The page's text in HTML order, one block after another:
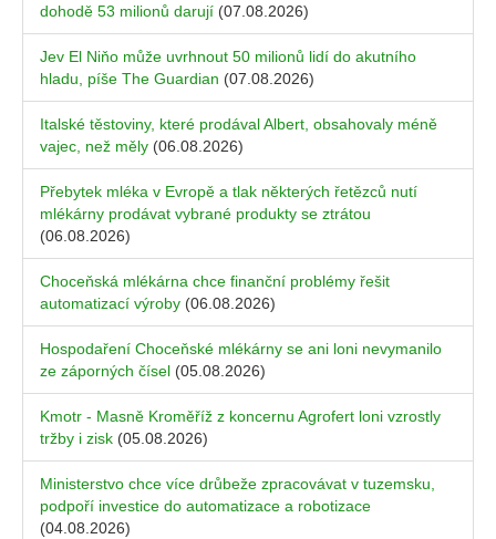
dohodě 53 milionů darují (07.08.2026)
Jev El Niňo může uvrhnout 50 milionů lidí do akutního
hladu, píše The Guardian (07.08.2026)
Italské těstoviny, které prodával Albert, obsahovaly méně
vajec, než měly (06.08.2026)
Přebytek mléka v Evropě a tlak některých řetězců nutí
mlékárny prodávat vybrané produkty se ztrátou
(06.08.2026)
Choceňská mlékárna chce finanční problémy řešit
automatizací výroby (06.08.2026)
Hospodaření Choceňské mlékárny se ani loni nevymanilo
ze záporných čísel (05.08.2026)
Kmotr - Masně Kroměříž z koncernu Agrofert loni vzrostly
tržby i zisk (05.08.2026)
Ministerstvo chce více drůbeže zpracovávat v tuzemsku,
podpoří investice do automatizace a robotizace
(04.08.2026)